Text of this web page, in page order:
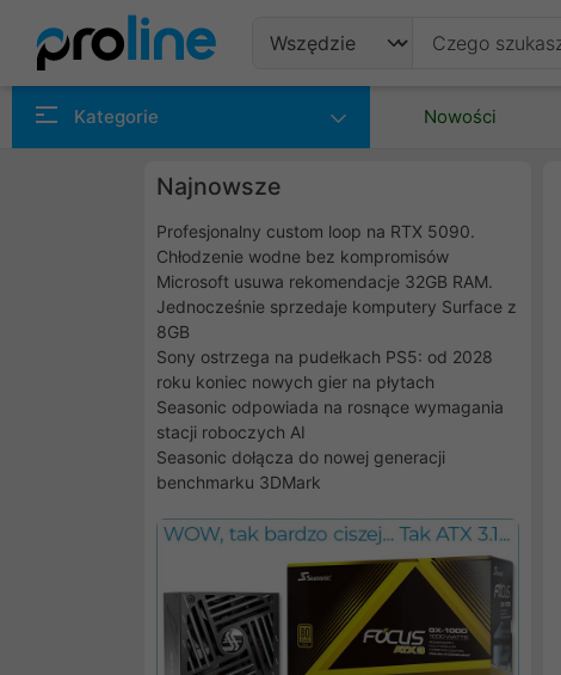
Kategorie Nowości
Najnowsze
Profesjonalny custom loop na RTX 5090.
Chłodzenie wodne bez kompromisów
Microsoft usuwa rekomendacje 32GB RAM.
Jednocześnie sprzedaje komputery Surface z
8GB
Sony ostrzega na pudełkach PS5: od 2028
roku koniec nowych gier na płytach
Seasonic odpowiada na rosnące wymagania
stacji roboczych AI
Seasonic dołącza do nowej generacji
benchmarku 3DMark